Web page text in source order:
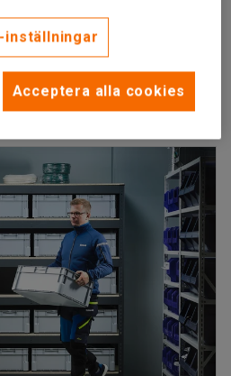
Bandningsverktyg, för
stålband
8 815 kr
inställningar
Acceptera alla cookies